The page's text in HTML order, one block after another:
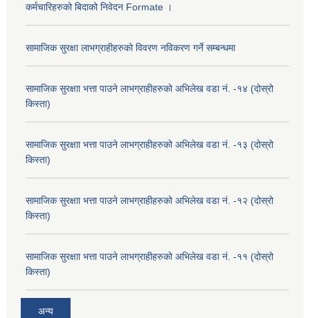
कर्मचारिहरुको बिदाको निवेदन Formate ।
सामाजिक सुरक्षा लाभग्राहीहरुको विवरण नविकरण गर्ने सम्बन्धमा
सामाजिक सुरक्षाा भत्ता पाउने लाभग्राहीहरुको अभिलेख वडा नं. -१४ (दोस्रो
किस्ता)
सामाजिक सुरक्षाा भत्ता पाउने लाभग्राहीहरुको अभिलेख वडा नं. -१३ (दोस्रो
किस्ता)
सामाजिक सुरक्षाा भत्ता पाउने लाभग्राहीहरुको अभिलेख वडा नं. -१२ (दोस्रो
किस्ता)
सामाजिक सुरक्षाा भत्ता पाउने लाभग्राहीहरुको अभिलेख वडा नं. -११ (दोस्रो
किस्ता)
अन्य